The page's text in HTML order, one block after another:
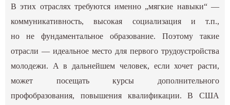
В этих отраслях требуются именно „мягкие навыки“ —
коммуникативность, высокая социализация и т.п.,
но не фундаментальное образование. Поэтому такие
отрасли — идеальное место для первого трудоустройства
молодежи. А в дальнейшем человек, если хочет расти,
может посещать курсы дополнительного
профобразования, повышения квалификации. В США